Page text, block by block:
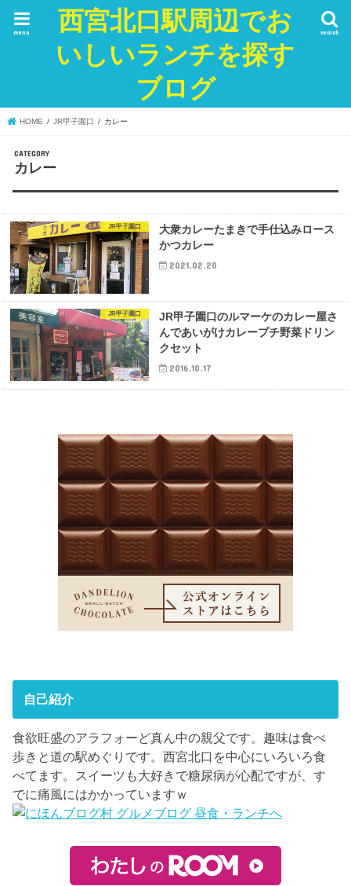
西宮北口駅周辺でお
いしいランチを探す
ブログ
search
menu
HOME JR甲子園口 カレー
カレー
JR甲子園口
大衆カレーたまきで手仕込みロース
かつカレー
2021.02.20
JR甲子園口
JR甲子園口のルマーケのカレー屋さ
んであいがけカレープチ野菜ドリン
クセット
2016.10.17
自己紹介
食欲旺盛のアラフォーど真ん中の親父です。趣味は食べ
歩きと道の駅めぐりです。西宮北口を中心にいろいろ食
べてます。スイーツも大好きで糖尿病が心配ですが、す
でに痛風にはかかっていますｗ